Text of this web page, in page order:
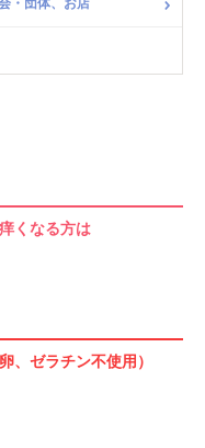
・団体、お店
くなる方は
、ゼラチン不使用）